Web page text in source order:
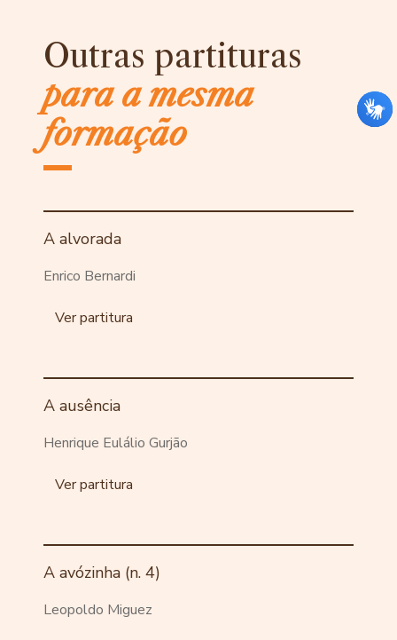
Outras partituras
para a mesma
formação
A alvorada
Enrico Bernardi
Ver partitura
A ausência
Henrique Eulálio Gurjão
Ver partitura
A avózinha (n. 4)
Leopoldo Miguez